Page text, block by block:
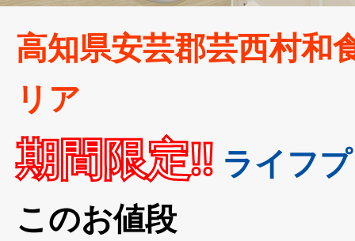
高知県安芸郡芸西村和
リア
期間限定!! ライフ
このお値段